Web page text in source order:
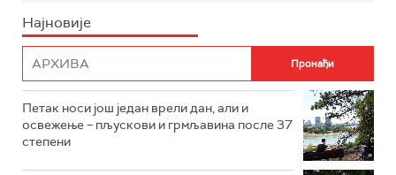
Најновије
Петак носи још један врели дан, али и
освежење – пљускови и грмљавина после 37
степени